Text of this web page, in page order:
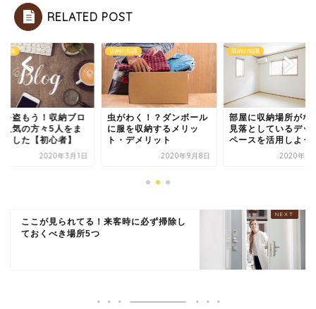
RELATED POST
知識
を盗もう！収納ブロ
人気の方々5人をま
ました【初心者】
2020年3月1日
収納の知識
虫がわく！？ダンボール
に服を収納するメリッ
ト・デメリット
2020年9月8日
収納の知識
部屋に収納場所がな
見落としているデッ
ペースを活用しよう
2020年9
ここが見られてる！来客時に必ず掃除し
ておくべき場所5つ